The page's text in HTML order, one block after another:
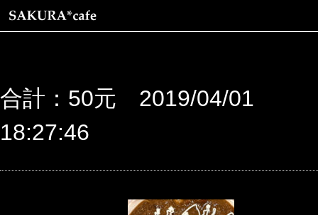
合計：50元 2019/04/01
18:27:46